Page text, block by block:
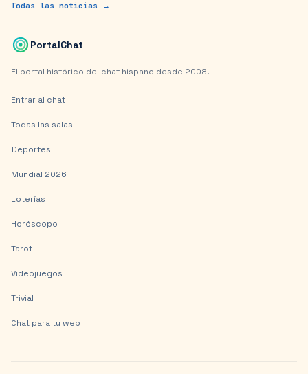
Todas las noticias →
PortalChat
El portal histórico del chat hispano desde 2008.
Entrar al chat
Todas las salas
Deportes
Mundial 2026
Loterías
Horóscopo
Tarot
Videojuegos
Trivial
Chat para tu web